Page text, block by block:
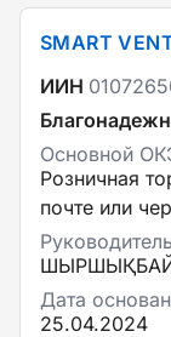
SMART
ИИН
Основной
Розничная
почте или
Руководитель
Дата
25.04.2024